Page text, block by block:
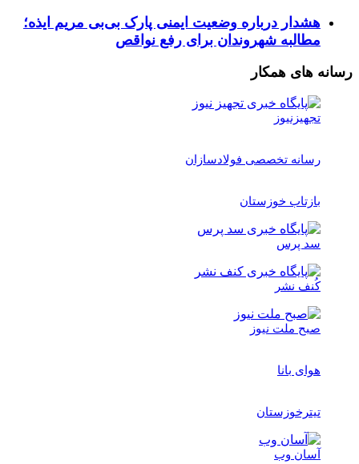
هشدار درباره وضعیت ایمنی پارک بی‌بی مریم ایذه؛
مطالبه شهروندان برای رفع نواقص
رسانه های همکار
تجهیزنیوز
رسانه تخصصی فولادسازان
بازتاب خوزستان
سد پرس
کُنف نشر
صبح ملت نیوز
هوای بانا
تیترخوزستان
آسان وب